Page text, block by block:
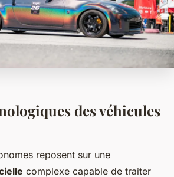
des véhicules
reposent sur une
complexe capable de traiter